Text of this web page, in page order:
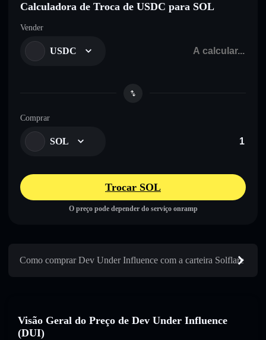
Calculadora de Troca de USDC para SOL
Vender
USDC
Comprar
SOL
Trocar SOL
O preço pode depender do serviço onramp
Como comprar Dev Under Influence com a carteira Solflare
Visão Geral do Preço de Dev Under Influence
(DUI)